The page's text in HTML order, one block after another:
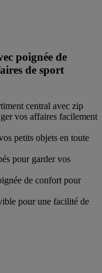
poignée de
de sport
central avec zip
vos affaires facilement
petits objets en toute
pour garder vos
de confort pour
pour une facilité de